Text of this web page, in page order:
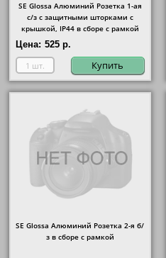
SE Glossa Алюминий Розетка 1-ая
с/з с защитными шторками с
крышкой, IP44 в сборе с рамкой
Цена: 525 р.
Купить
SE Glossa Алюминий Розетка 2-я б/
з в сборе с рамкой